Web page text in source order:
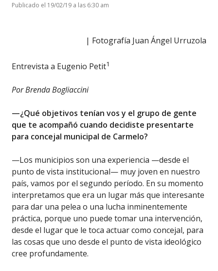
Publicado el 19/02/19 a las 6:30 am
| Fotografía Juan Ángel Urruzola
Entrevista a Eugenio Petit1
Por Brenda Bogliaccini
—¿Qué objetivos tenían vos y el grupo de gente
que te acompañó cuando decidiste presentarte
para concejal municipal de Carmelo?
—Los municipios son una experiencia —desde el
punto de vista institucional— muy joven en nuestro
país, vamos por el segundo período. En su momento
interpretamos que era un lugar más que interesante
para dar una pelea o una lucha inminentemente
práctica, porque uno puede tomar una intervención,
desde el lugar que le toca actuar como concejal, para
las cosas que uno desde el punto de vista ideológico
cree profundamente.